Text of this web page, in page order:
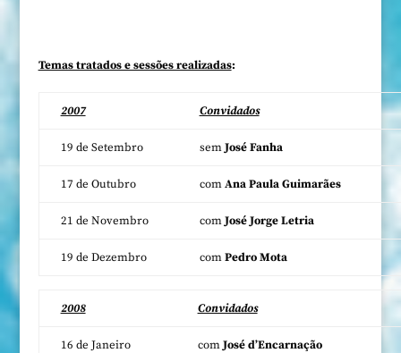
Temas tratados e sessões realizadas:
2007 Convidados
19 de Setembro semJosé Fanha
17 de Outubro comAna Paula Guimarães
21 de Novembro comJosé Jorge Letria
19 de Dezembro comPedro Mota
2008 Convidados
16 de Janeiro comJosé d’Encarnação